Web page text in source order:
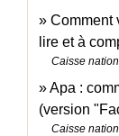
Comment
lire et à
Caisse
Apa :
(version
Caisse